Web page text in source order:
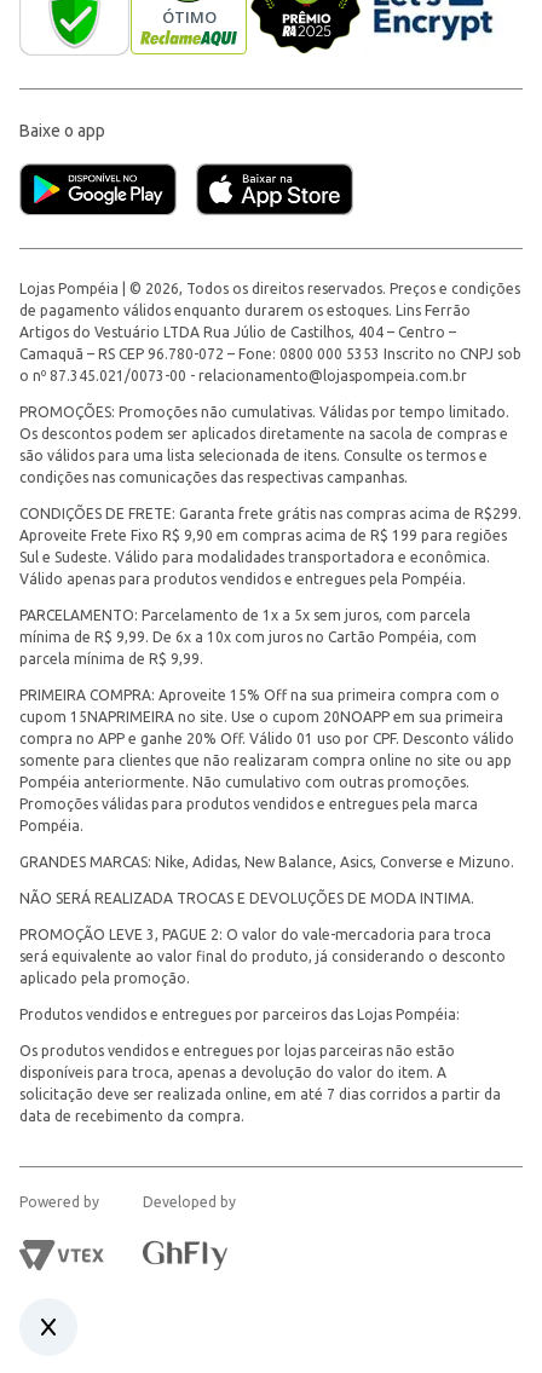
Baixe o app
Lojas Pompéia | © 2026, Todos os direitos reservados. Preços e condições
de pagamento válidos enquanto durarem os estoques. Lins Ferrão
Artigos do Vestuário LTDA Rua Júlio de Castilhos, 404 – Centro –
Camaquã – RS CEP 96.780-072 – Fone: 0800 000 5353 Inscrito no CNPJ sob
o nº 87.345.021/0073-00 - relacionamento@lojaspompeia.com.br
PROMOÇÕES: Promoções não cumulativas. Válidas por tempo limitado.
Os descontos podem ser aplicados diretamente na sacola de compras e
são válidos para uma lista selecionada de itens. Consulte os termos e
condições nas comunicações das respectivas campanhas.
CONDIÇÕES DE FRETE: Garanta frete grátis nas compras acima de R$299.
Aproveite Frete Fixo R$ 9,90 em compras acima de R$ 199 para regiões
Sul e Sudeste. Válido para modalidades transportadora e econômica.
Válido apenas para produtos vendidos e entregues pela Pompéia.
PARCELAMENTO: Parcelamento de 1x a 5x sem juros, com parcela
mínima de R$ 9,99. De 6x a 10x com juros no Cartão Pompéia, com
parcela mínima de R$ 9,99.
PRIMEIRA COMPRA: Aproveite 15% Off na sua primeira compra com o
cupom 15NAPRIMEIRA no site. Use o cupom 20NOAPP em sua primeira
compra no APP e ganhe 20% Off. Válido 01 uso por CPF. Desconto válido
somente para clientes que não realizaram compra online no site ou app
Pompéia anteriormente. Não cumulativo com outras promoções.
Promoções válidas para produtos vendidos e entregues pela marca
Pompéia.
GRANDES MARCAS: Nike, Adidas, New Balance, Asics, Converse e Mizuno.
NÃO SERÁ REALIZADA TROCAS E DEVOLUÇÕES DE MODA INTIMA.
PROMOÇÃO LEVE 3, PAGUE 2: O valor do vale-mercadoria para troca
será equivalente ao valor final do produto, já considerando o desconto
aplicado pela promoção.
Produtos vendidos e entregues por parceiros das Lojas Pompéia:
Os produtos vendidos e entregues por lojas parceiras não estão
disponíveis para troca, apenas a devolução do valor do item. A
solicitação deve ser realizada online, em até 7 dias corridos a partir da
data de recebimento da compra.
Powered by Developed by